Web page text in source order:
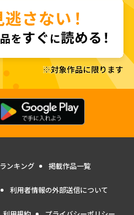
ランキング 掲載作品一覧
利用者情報の外部送信について